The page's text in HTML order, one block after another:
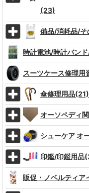
(23)
備品/消耗品/
時計電池/時計バン
スーツケース修理
傘修理用品(21)
オーソペディ
シューケア オ
印鑑/印鑑用品
販促・ノベルティ